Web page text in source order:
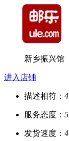
新乡振兴馆
进入店铺
描述相符：
服务态度：
发货速度：